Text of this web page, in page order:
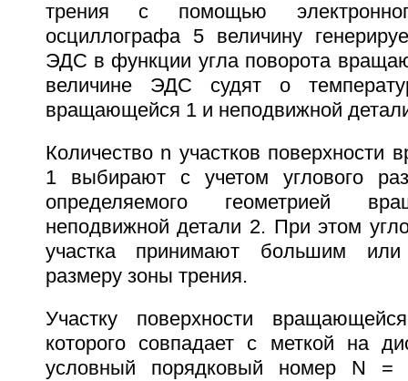
трения с помощью
осциллографа 5 величину
ЭДС в функции угла поворота
величине ЭДС судят о
вращающейся 1 и неподвижной
Количество n участков поверхности
1 выбирают с учетом углового
определяемого геометрией
неподвижной детали 2. При этом
участка принимают большим
размеру зоны трения.
Участку поверхности
которого совпадает с меткой на
условный порядковый номер N